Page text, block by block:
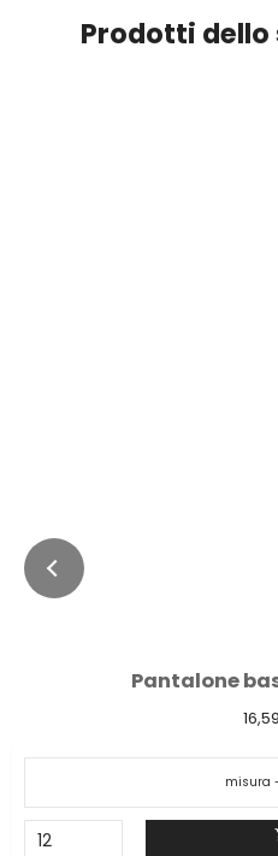
Prodotti
Pantalone